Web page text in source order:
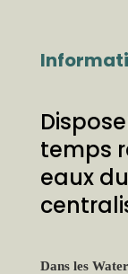
temps
eaux
Dans les